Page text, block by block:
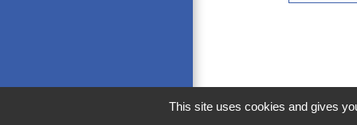
This site uses cookies and gives